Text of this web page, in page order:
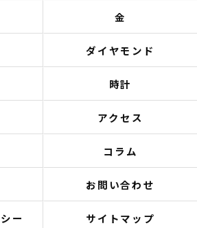
金
ダイヤモンド
時計
アクセス
コラム
お問い合わせ
ー サイトマップ